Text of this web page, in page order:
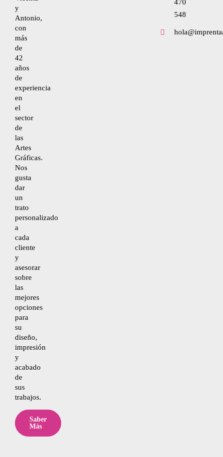
y
Antonio,
con
más
de
42
años
de
experiencia
en
el
sector
de
las
Artes
Gráficas.
Nos
gusta
dar
un
trato
personalizado
a
cada
cliente
y
asesorar
sobre
las
mejores
opciones
para
su
diseño,
impresión
y
acabado
de
sus
trabajos.
Saber
Más
470
548